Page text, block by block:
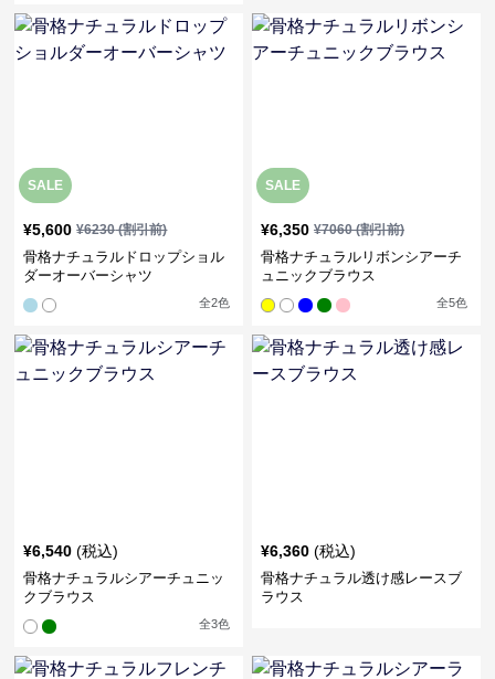
SALE
¥5,600 ¥6230(割引前)
骨格ナチュラルドロップショル
ダーオーバーシャツ
全2色
SALE
¥6,350 ¥7060(割引前)
骨格ナチュラルリボンシアーチ
ュニックブラウス
全5色
¥6,540 (税込)
骨格ナチュラルシアーチュニッ
クブラウス
全3色
¥6,360 (税込)
骨格ナチュラル透け感レースブ
ラウス